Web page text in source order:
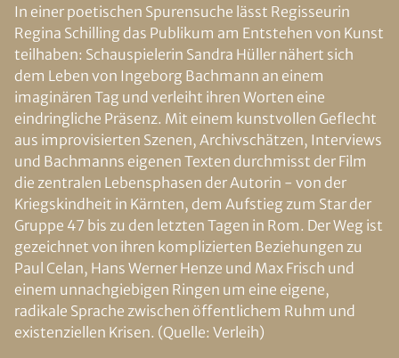
In einer poetischen Spurensuche lässt Regisseurin
Regina Schilling das Publikum am Entstehen von Kunst
teilhaben: Schauspielerin Sandra Hüller nähert sich
dem Leben von Ingeborg Bachmann an einem
imaginären Tag und verleiht ihren Worten eine
eindringliche Präsenz. Mit einem kunstvollen Geflecht
aus improvisierten Szenen, Archivschätzen, Interviews
und Bachmanns eigenen Texten durchmisst der Film
die zentralen Lebensphasen der Autorin - von der
Kriegskindheit in Kärnten, dem Aufstieg zum Star der
Gruppe 47 bis zu den letzten Tagen in Rom. Der Weg ist
gezeichnet von ihren komplizierten Beziehungen zu
Paul Celan, Hans Werner Henze und Max Frisch und
einem unnachgiebigen Ringen um eine eigene,
radikale Sprache zwischen öffentlichem Ruhm und
existenziellen Krisen. (Quelle: Verleih)